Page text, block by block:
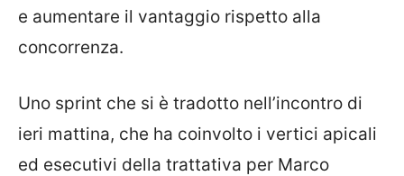
e aumentare il vantaggio rispetto alla
concorrenza.
Uno sprint che si è tradotto nell’incontro di
ieri mattina, che ha coinvolto i vertici apicali
ed esecutivi della trattativa per Marco